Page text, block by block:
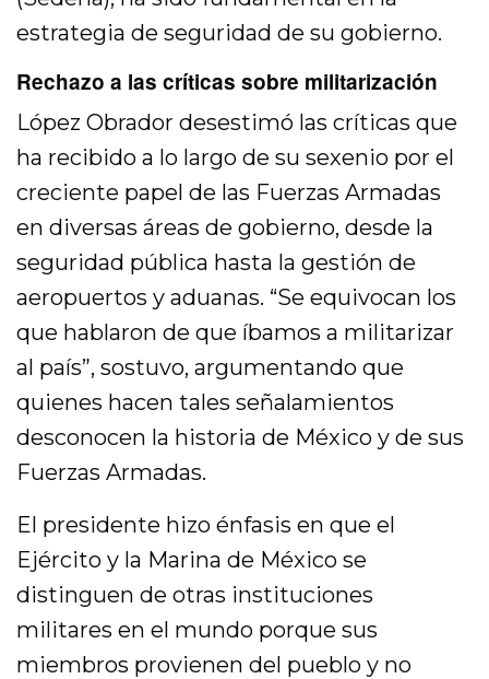
estrategia de seguridad de su gobierno.
Rechazo a las críticas sobre militarización
López Obrador desestimó las críticas que
ha recibido a lo largo de su sexenio por el
creciente papel de las Fuerzas Armadas
en diversas áreas de gobierno, desde la
seguridad pública hasta la gestión de
aeropuertos y aduanas. “Se equivocan los
que hablaron de que íbamos a militarizar
al país”, sostuvo, argumentando que
quienes hacen tales señalamientos
desconocen la historia de México y de sus
Fuerzas Armadas.
El presidente hizo énfasis en que el
Ejército y la Marina de México se
distinguen de otras instituciones
militares en el mundo porque sus
miembros provienen del pueblo y no